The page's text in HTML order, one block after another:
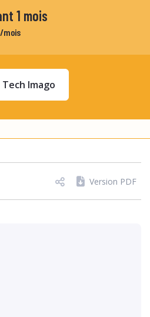
1 mois
mois
Tech Imago
Version PDF